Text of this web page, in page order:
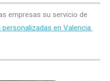
empresas su servicio de
en Valencia